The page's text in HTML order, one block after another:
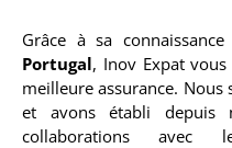
Grâce à sa
Portugal, Inov Expat
meilleure assurance.
et avons établi depuis
collaborations avec